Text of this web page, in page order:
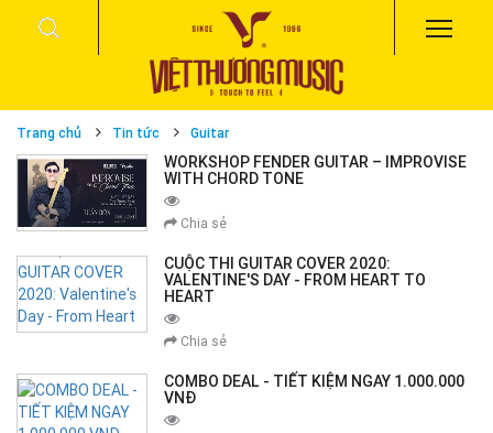
Trang chủ Tin tức Guitar
WORKSHOP FENDER GUITAR – IMPROVISE
WITH CHORD TONE
Chia sẻ
CUỘC THI GUITAR COVER 2020:
VALENTINE'S DAY - FROM HEART TO
HEART
Chia sẻ
COMBO DEAL - TIẾT KIỆM NGAY 1.000.000
VNĐ